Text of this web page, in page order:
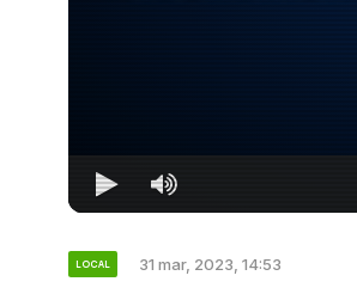
LOCAL 31 mar, 2023, 14:53